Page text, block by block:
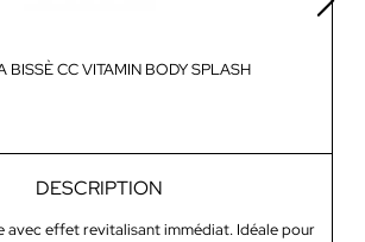
BISSÈ CC VITAMIN BODY SPLASH
DESCRIPTION
avec effet revitalisant immédiat. Idéale pour